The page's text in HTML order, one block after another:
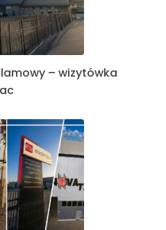
– wizytówka